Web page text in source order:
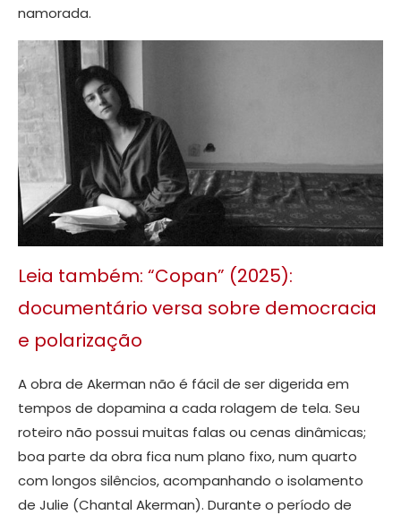
namorada.
Leia também: “Copan” (2025):
documentário versa sobre democracia
e polarização
A obra de Akerman não é fácil de ser digerida em
tempos de dopamina a cada rolagem de tela. Seu
roteiro não possui muitas falas ou cenas dinâmicas;
boa parte da obra fica num plano fixo, num quarto
com longos silêncios, acompanhando o isolamento
de Julie (Chantal Akerman). Durante o período de